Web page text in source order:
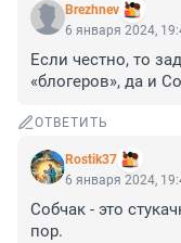
Brezhnev
6 января 2024,
Если честно, то
«блогеров», да и
ОТВЕТИТЬ
Rostik37
6 января 2024,
Собчак - это
пор.